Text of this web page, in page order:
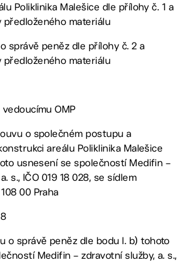
Poliklinika Malešice dle přílohy č. 1 a
předloženého materiálu
správě peněz dle přílohy č. 2 a
předloženého materiálu
vedoucímu OMP
o společném postupu a
areálu Poliklinika Malešice
usnesení se společností Medifin –
s., IČO 019 18 028, se sídlem
00 Praha
o správě peněz dle bodu I. b) tohoto
Medifin – zdravotní služby, a. s.,